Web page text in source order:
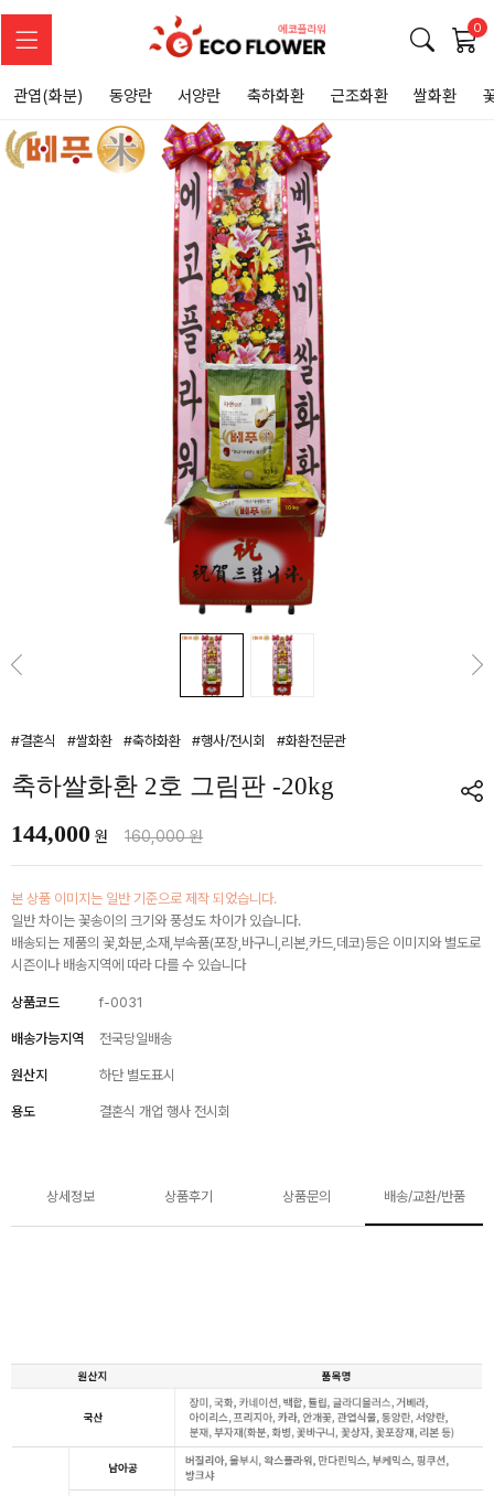
0
관엽(화분) 동양란 서양란 축하화환 근조화환 쌀화환
#결혼식 #쌀화환 #축하화환 #행사/전시회 #화환전문관
축하쌀화환 2호 그림판 -20kg
144,000 원 160,000 원
본 상품 이미지는 일반 기준으로 제작 되었습니다.
일반 차이는 꽃송이의 크기와 풍성도 차이가 있습니다.
배송되는 제품의 꽃,화분,소재,부속품(포장,바구니,리본,카드,데코)등은 이미지와 별도로
시즌이나 배송지역에 따라 다를 수 있습니다
상품코드 f-0031
배송가능지역 전국당일배송
원산지 하단 별도표시
용도 결혼식 개업 행사 전시회
상세정보 상품후기 상품문의 배송/교환/반품